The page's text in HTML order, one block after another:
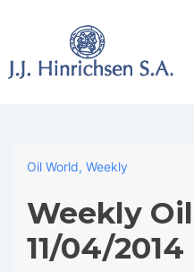
Main
Oil World, Weekly
Weekly
11/04/2014